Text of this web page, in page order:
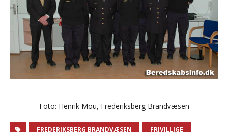
Foto: Henrik Mou, Frederiksberg Brandvæsen
FREDERIKSBERG BRANDVÆSEN FRIVILLIGE